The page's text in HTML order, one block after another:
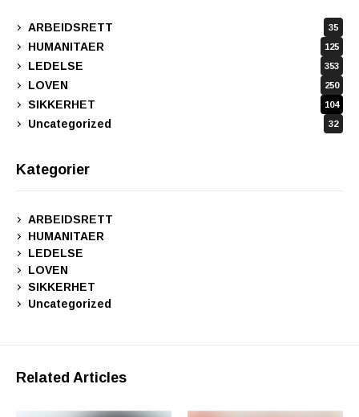
ARBEIDSRETT 35
HUMANITAER 125
LEDELSE 353
LOVEN 250
SIKKERHET 104
Uncategorized 32
Kategorier
ARBEIDSRETT
HUMANITAER
LEDELSE
LOVEN
SIKKERHET
Uncategorized
Related Articles